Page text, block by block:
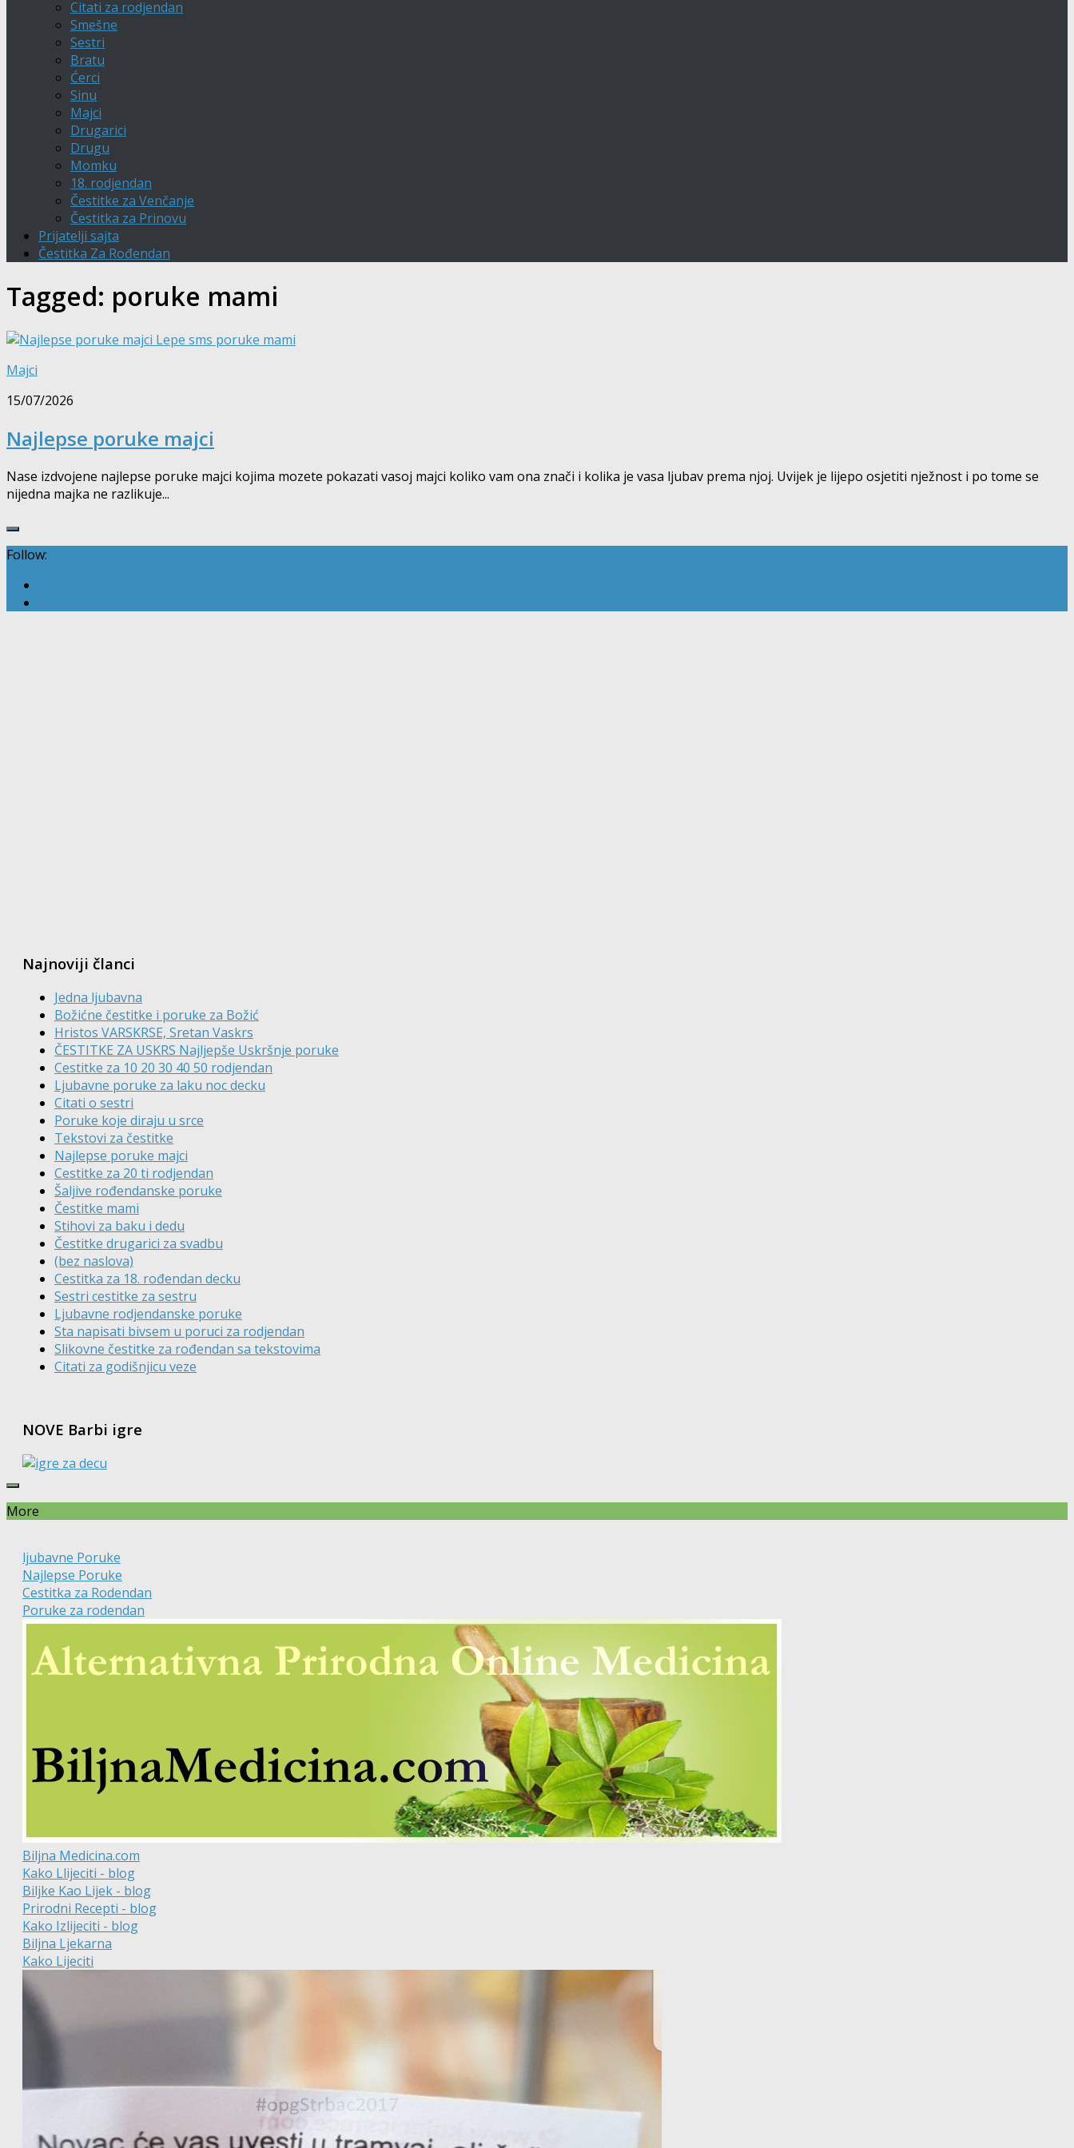
Citati za rodjendan
Smešne
Sestri
Bratu
Ćerci
Sinu
Majci
Drugarici
Drugu
Momku
18. rodjendan
Čestitke za Venčanje
Čestitka za Prinovu
Prijatelji sajta
Čestitka Za Rođendan
Tagged: poruke mami
Majci
15/07/2026
Najlepse poruke majci
Nase izdvojene najlepse poruke majci kojima mozete pokazati vasoj majci koliko vam ona znači i kolika je vasa ljubav prema njoj. Uvijek je lijepo osjetiti nježnost i po tome se
nijedna majka ne razlikuje...
Follow:
Najnoviji članci
Jedna ljubavna
Božićne čestitke i poruke za Božić
Hristos VARSKRSE, Sretan Vaskrs
ČESTITKE ZA USKRS Najljepše Uskršnje poruke
Cestitke za 10 20 30 40 50 rodjendan
Ljubavne poruke za laku noc decku
Citati o sestri
Poruke koje diraju u srce
Tekstovi za čestitke
Najlepse poruke majci
Cestitke za 20 ti rodjendan
Šaljive rođendanske poruke
Čestitke mami
Stihovi za baku i dedu
Čestitke drugarici za svadbu
(bez naslova)
Cestitka za 18. rođendan decku
Sestri cestitke za sestru
Ljubavne rodjendanske poruke
Sta napisati bivsem u poruci za rodjendan
Slikovne čestitke za rođendan sa tekstovima
Citati za godišnjicu veze
NOVE Barbi igre
More
ljubavne Poruke
Najlepse Poruke
Cestitka za Rodendan
Poruke za rodendan
Biljna Medicina.com
Kako Llijeciti - blog
Biljke Kao Lijek - blog
Prirodni Recepti - blog
Kako Izlijeciti - blog
Biljna Ljekarna
Kako Lijeciti